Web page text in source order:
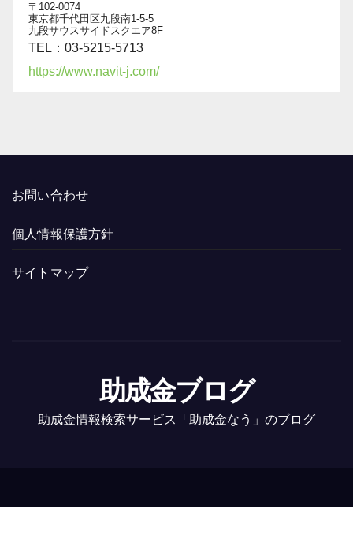
〒102-0074
東京都千代田区九段南1-5-5
九段サウスサイドスクエア8F
TEL：03-5215-5713
https://www.navit-j.com/
お問い合わせ
個人情報保護方針
サイトマップ
助成金ブログ
助成金情報検索サービス「助成金なう」のブログ